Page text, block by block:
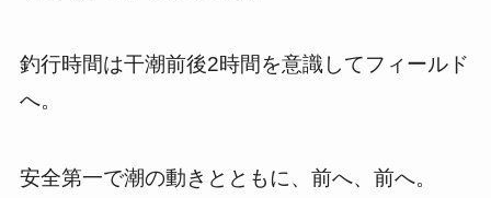
釣行時間は干潮前後2時間を意識してフィールド
へ。
安全第一で潮の動きとともに、前へ、前へ。